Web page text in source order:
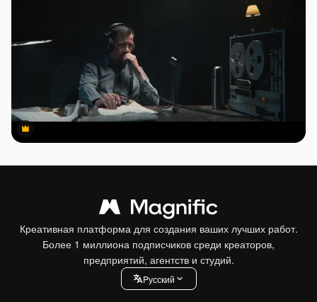
Premium
Premium
Креативная платформа для создания ваших лучших работ.
Более 1 миллиона подписчиков среди креаторов,
предприятий, агентств и студий.
Pусский